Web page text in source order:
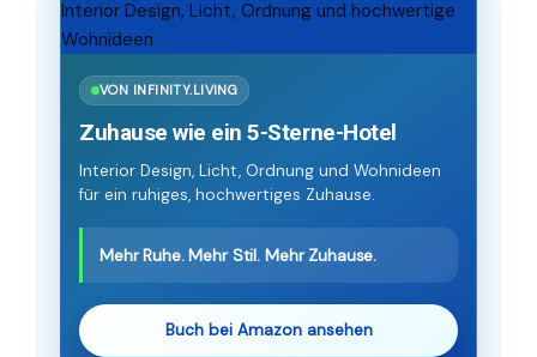
VON INFINITY.LIVING
Zuhause wie ein 5-Sterne-Hotel
Interior Design, Licht, Ordnung und Wohnideen
für ein ruhiges, hochwertiges Zuhause.
Mehr Ruhe. Mehr Stil. Mehr Zuhause.
Buch bei Amazon ansehen